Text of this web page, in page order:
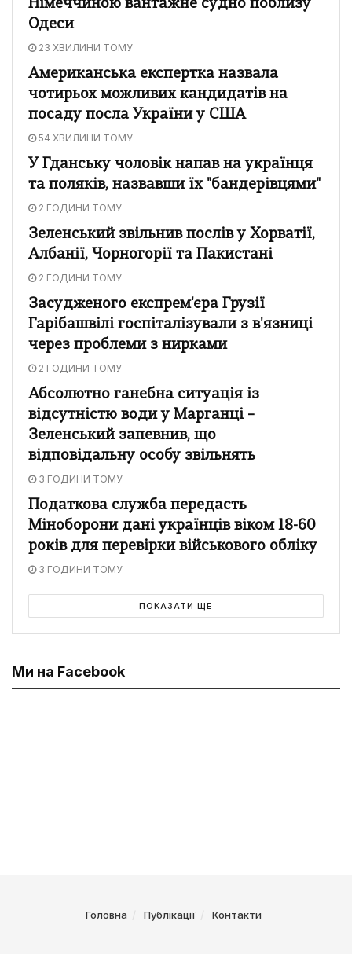
Німеччиною вантажне судно поблизу
Одеси
23 ХВИЛИНИ ТОМУ
Американська експертка назвала
чотирьох можливих кандидатів на
посаду посла України у США
54 ХВИЛИНИ ТОМУ
У Гданську чоловік напав на українця
та поляків, назвавши їх "бандерівцями"
2 ГОДИНИ ТОМУ
Зеленський звільнив послів у Хорватії,
Албанії, Чорногорії та Пакистані
2 ГОДИНИ ТОМУ
Засудженого експрем'єра Грузії
Гарібашвілі госпіталізували з в'язниці
через проблеми з нирками
2 ГОДИНИ ТОМУ
Абсолютно ганебна ситуація із
відсутністю води у Марганці –
Зеленський запевнив, що
відповідальну особу звільнять
3 ГОДИНИ ТОМУ
Податкова служба передасть
Міноборони дані українців віком 18-60
років для перевірки військового обліку
3 ГОДИНИ ТОМУ
ПОКАЗАТИ ЩЕ
Ми на Facebook
Головна Публікації Контакти